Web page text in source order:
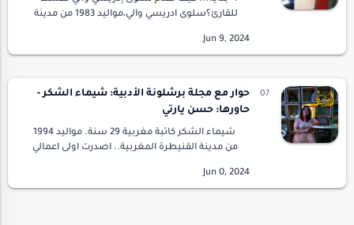
للقارئ؟سلوى ادريسي والي،مواليد 1983 من مدينة
..الإصدارات:- المجموعة القصصية " قلوب لا تصل
حوار مع مجلة برشلونة الأدبية: شيماء الشكر -
حاورها: حسن يارتي
شيماء الشكر كاتبة مغربية 29 سنة. مواليد 1994
من مدينة القنيطرة المغربية.. اصدرت اولى اعمالي
"صراعات صفرية " سنة 2021 ثم روايتي "ف أل…